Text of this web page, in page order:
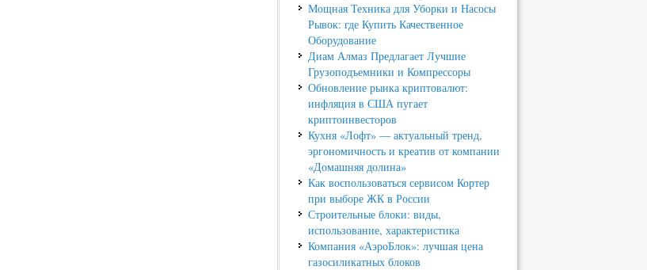
Мощная Техника для Уборки и Насосы
Рывок: где Купить Качественное
Оборудование
Диам Алмаз Предлагает Лучшие
Грузоподъемники и Компрессоры
Обновление рынка криптовалют:
инфляция в США пугает
криптоинвесторов
Кухня «Лофт» — актуальный тренд,
эргономичность и креатив от компании
«Домашняя долина»
Как воспользоваться сервисом Кортер
при выборе ЖК в России
Строительные блоки: виды,
использование, характеристика
Компания «АэроБлок»: лучшая цена
газосиликатных блоков